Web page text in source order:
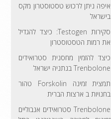
איפה ניתן לרכוש טסטוסטרון מקס
בישראל
סקירות Testogen: כיצד להגדיל
את רמות הטסטוסטרון
כיצד להזמין מחסנית סטרואידים
Trenbolone בנתניה ישראל
תמצית זמינה Forskolin טהור
בחנויות ב ארצות הברית
Trenbolone סטרואידים אנבוליים